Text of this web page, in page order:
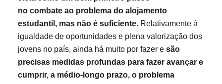
no combate ao problema do alojamento
estudantil, mas não é suficiente. Relativamente à
igualdade de oportunidades e plena valorização dos
jovens no país, ainda há muito por fazer e são
precisas medidas profundas para fazer avançar e
cumprir, a médio-longo prazo, o problema